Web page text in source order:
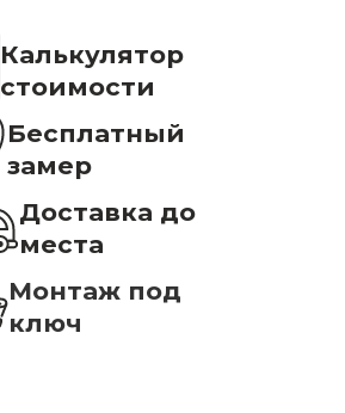
Калькулятор
стоимости
Бесплатный
замер
Доставка до
места
Монтаж под
ключ